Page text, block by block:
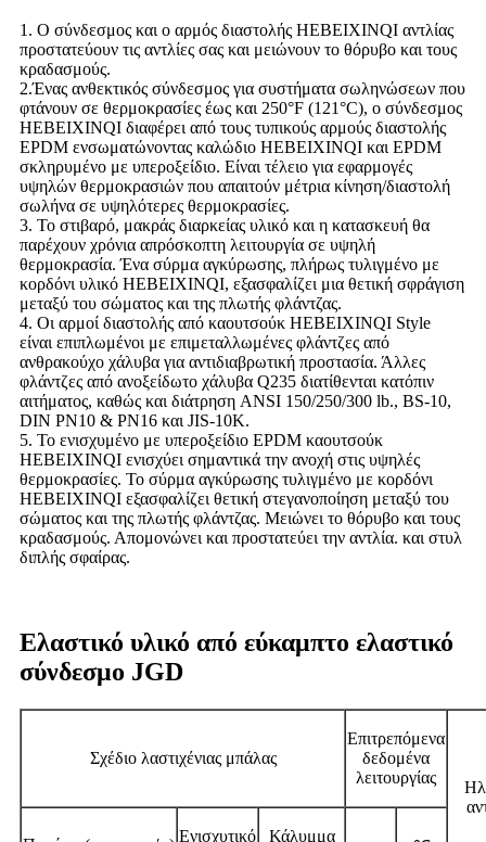
1. Ο σύνδεσμος και ο αρμός διαστολής HEBEIXINQI αντλίας
προστατεύουν τις αντλίες σας και μειώνουν το θόρυβο και τους
κραδασμούς.
2.Ένας ανθεκτικός σύνδεσμος για συστήματα σωληνώσεων που
φτάνουν σε θερμοκρασίες έως και 250°F (121°C), ο σύνδεσμος
HEBEIXINQI διαφέρει από τους τυπικούς αρμούς διαστολής
EPDM ενσωματώνοντας καλώδιο HEBEIXINQI και EPDM
σκληρυμένο με υπεροξείδιο. Είναι τέλειο για εφαρμογές
υψηλών θερμοκρασιών που απαιτούν μέτρια κίνηση/διαστολή
σωλήνα σε υψηλότερες θερμοκρασίες.
3. Το στιβαρό, μακράς διαρκείας υλικό και η κατασκευή θα
παρέχουν χρόνια απρόσκοπτη λειτουργία σε υψηλή
θερμοκρασία. Ένα σύρμα αγκύρωσης, πλήρως τυλιγμένο με
κορδόνι υλικό HEBEIXINQI, εξασφαλίζει μια θετική σφράγιση
μεταξύ του σώματος και της πλωτής φλάντζας.
4. Οι αρμοί διαστολής από καουτσούκ HEBEIXINQI Style
είναι επιπλωμένοι με επιμεταλλωμένες φλάντζες από
ανθρακούχο χάλυβα για αντιδιαβρωτική προστασία. Άλλες
φλάντζες από ανοξείδωτο χάλυβα Q235 διατίθενται κατόπιν
αιτήματος, καθώς και διάτρηση ANSI 150/250/300 lb., BS-10,
DIN PN10 & PN16 και JIS-10K.
5. Το ενισχυμένο με υπεροξείδιο EPDM καουτσούκ
HEBEIXINQI ενισχύει σημαντικά την ανοχή στις υψηλές
θερμοκρασίες. Το σύρμα αγκύρωσης τυλιγμένο με κορδόνι
HEBEIXINQI εξασφαλίζει θετική στεγανοποίηση μεταξύ του
σώματος και της πλωτής φλάντζας. Μειώνει το θόρυβο και τους
κραδασμούς. Απομονώνει και προστατεύει την αντλία. και στυλ
διπλής σφαίρας.
Ελαστικό υλικό από εύκαμπτο ελαστικό
σύνδεσμο JGD
Σχέδιο λαστιχένιας μπάλας
Επιτρεπόμενα
δεδομένα
λειτουργίας
Ενισχυτικό Κάλυμμα